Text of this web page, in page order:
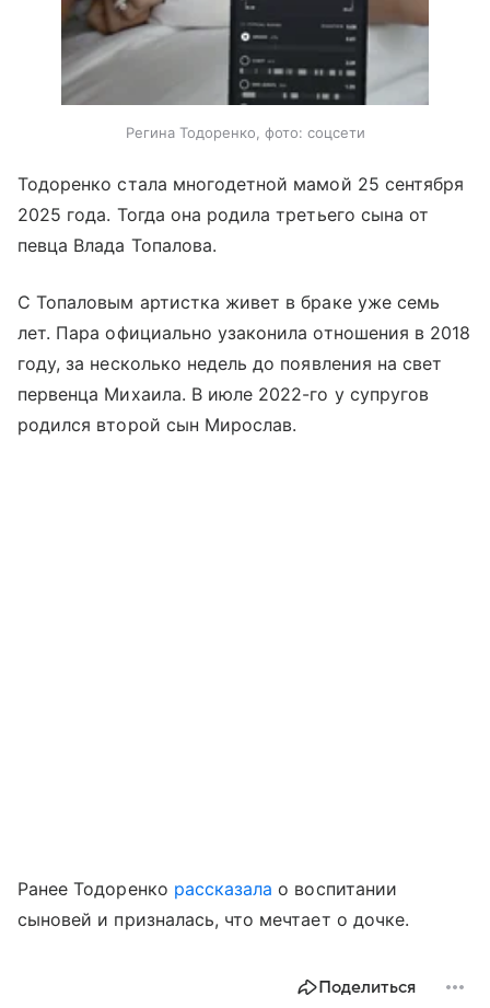
Регина Тодоренко, фото: соцсети
Тодоренко стала многодетной мамой 25 сентября
2025 года. Тогда она родила третьего сына от
певца Влада Топалова.
С Топаловым артистка живет в браке уже семь
лет. Пара официально узаконила отношения в 2018
году, за несколько недель до появления на свет
первенца Михаила. В июле 2022-го у супругов
родился второй сын Мирослав.
Ранее Тодоренко рассказала о воспитании
сыновей и призналась, что мечтает о дочке.
Поделиться